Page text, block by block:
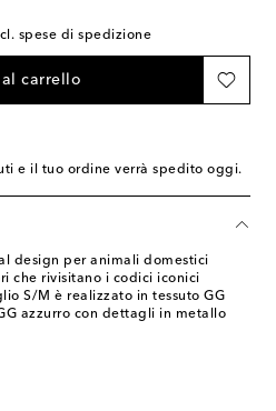
spese di spedizione
carrello
e il tuo ordine verrà spedito oggi.
design per animali domestici
che rivisitano i codici iconici
S/M è realizzato in tessuto GG
azzurro con dettagli in metallo